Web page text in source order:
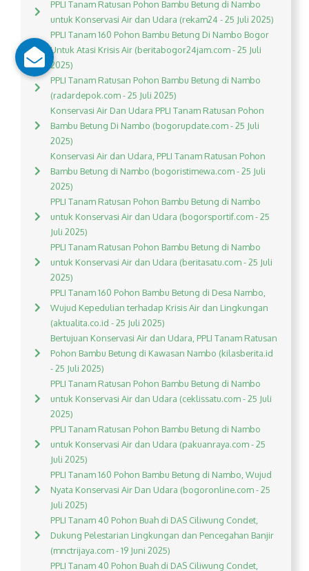
PPLI Tanam Ratusan Pohon Bambu Betung di Nambo
untuk Konservasi Air dan Udara (rekam24 - 25 Juli 2025)
PPLI Tanam 160 Pohon Bambu Betung Di Nambo Bogor
Untuk Atasi Krisis Air (beritabogor24jam.com - 25 Juli
2025)
PPLI Tanam Ratusan Pohon Bambu Betung di Nambo
(radardepok.com - 25 Juli 2025)
Konservasi Air Dan Udara PPLI Tanam Ratusan Pohon
Bambu Betung Di Nambo (bogorupdate.com - 25 Juli
2025)
Konservasi Air dan Udara, PPLI Tanam Ratusan Pohon
Bambu Betung di Nambo (bogoristimewa.com - 25 Juli
2025)
PPLI Tanam Ratusan Pohon Bambu Betung di Nambo
untuk Konservasi Air dan Udara (bogorsportif.com - 25
Juli 2025)
PPLI Tanam Ratusan Pohon Bambu Betung di Nambo
untuk Konservasi Air dan Udara (beritasatu.com - 25 Juli
2025)
PPLI Tanam 160 Pohon Bambu Betung di Desa Nambo,
Wujud Kepedulian terhadap Krisis Air dan Lingkungan
(aktualita.co.id - 25 Juli 2025)
Bertujuan Konservasi Air dan Udara, PPLI Tanam Ratusan
Pohon Bambu Betung di Kawasan Nambo (kilasberita.id
- 25 Juli 2025)
PPLI Tanam Ratusan Pohon Bambu Betung di Nambo
untuk Konservasi Air dan Udara (ceklissatu.com - 25 Juli
2025)
PPLI Tanam Ratusan Pohon Bambu Betung di Nambo
untuk Konservasi Air dan Udara (pakuanraya.com - 25
Juli 2025)
PPLI Tanam 160 Pohon Bambu Betung di Nambo, Wujud
Nyata Konservasi Air Dan Udara (bogoronline.com - 25
Juli 2025)
PPLI Tanam 40 Pohon Buah di DAS Ciliwung Condet,
Dukung Pelestarian Lingkungan dan Pencegahan Banjir
(mnctrijaya.com - 19 Juni 2025)
PPLI Tanam 40 Pohon Buah di DAS Ciliwung Condet,